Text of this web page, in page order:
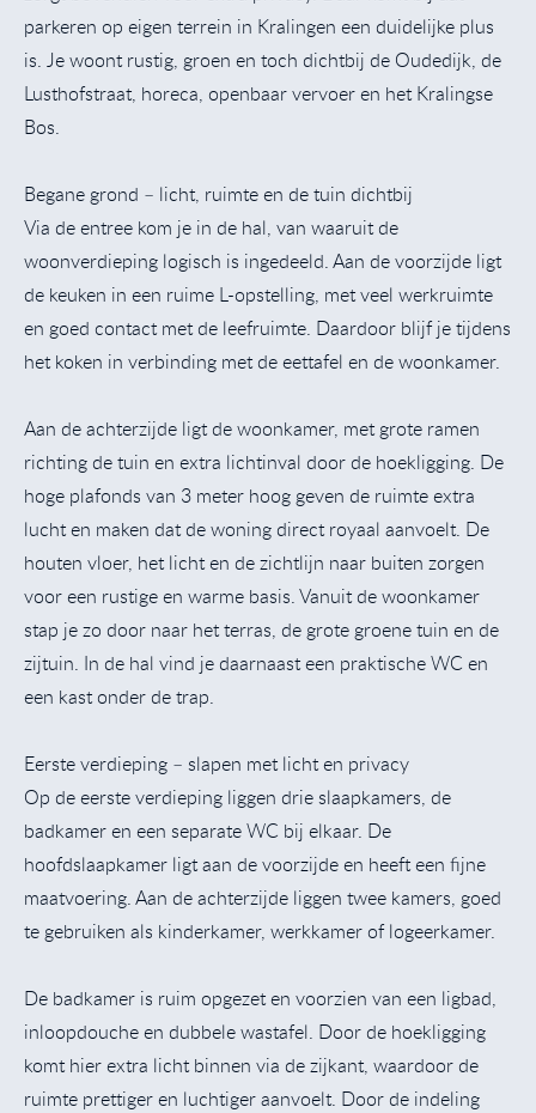
parkeren op eigen terrein in Kralingen een duidelijke plus
is. Je woont rustig, groen en toch dichtbij de Oudedijk, de
Lusthofstraat, horeca, openbaar vervoer en het Kralingse
Bos.
Begane grond – licht, ruimte en de tuin dichtbij
Via de entree kom je in de hal, van waaruit de
woonverdieping logisch is ingedeeld. Aan de voorzijde ligt
de keuken in een ruime L-opstelling, met veel werkruimte
en goed contact met de leefruimte. Daardoor blijf je tijdens
het koken in verbinding met de eettafel en de woonkamer.
Aan de achterzijde ligt de woonkamer, met grote ramen
richting de tuin en extra lichtinval door de hoekligging. De
hoge plafonds van 3 meter hoog geven de ruimte extra
lucht en maken dat de woning direct royaal aanvoelt. De
houten vloer, het licht en de zichtlijn naar buiten zorgen
voor een rustige en warme basis. Vanuit de woonkamer
stap je zo door naar het terras, de grote groene tuin en de
zijtuin. In de hal vind je daarnaast een praktische WC en
een kast onder de trap.
Eerste verdieping – slapen met licht en privacy
Op de eerste verdieping liggen drie slaapkamers, de
badkamer en een separate WC bij elkaar. De
hoofdslaapkamer ligt aan de voorzijde en heeft een fijne
maatvoering. Aan de achterzijde liggen twee kamers, goed
te gebruiken als kinderkamer, werkkamer of logeerkamer.
De badkamer is ruim opgezet en voorzien van een ligbad,
inloopdouche en dubbele wastafel. Door de hoekligging
komt hier extra licht binnen via de zijkant, waardoor de
ruimte prettiger en luchtiger aanvoelt. Door de indeling